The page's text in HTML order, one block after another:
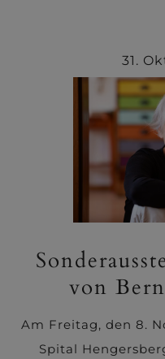
31.
von
Am Freitag, den 8.
Spital